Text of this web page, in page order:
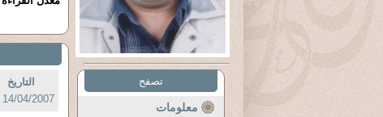
تصفح
معلومات
التاريخ
14/04/2007 :